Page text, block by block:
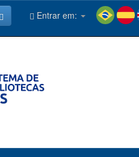
Entrar em: